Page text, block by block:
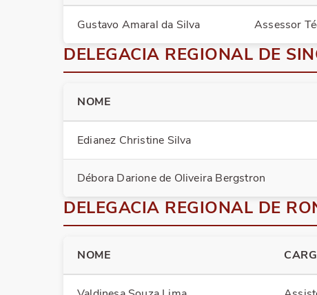
Gustavo Amaral da Silva Assessor
DELEGACIA REGIONAL DE
NOME
Edianez Christine Silva
Débora Darione de Oliveira Bergstron
DELEGACIA REGIONAL DE
NOME